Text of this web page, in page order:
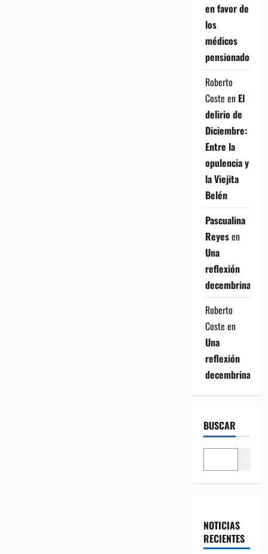
en favor de
los
médicos
pensionados
Roberto
Coste en El
delirio de
Diciembre:
Entre la
opulencia y
la Viejita
Belén
Pascualina
Reyesen
Una
reflexión
decembrina
Roberto
Coste en
Una
reflexión
decembrina
BUSCAR
NOTICIAS
RECIENTES